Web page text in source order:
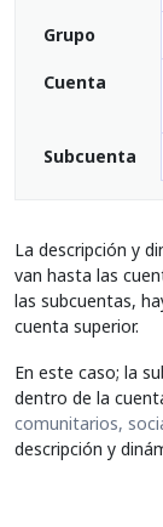
Grupo
Cuenta
Subcuenta
La descripción y
van hasta las
las subcuentas,
cuenta superior.
En este caso; la
dentro de la
comunitarios,
descripción y